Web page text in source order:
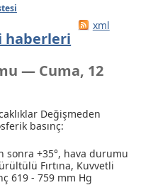
haberleri
xml
— Cuma, 12
Değişmeden
basınç:
sonra +35°, hava durumu
Fırtına, Kuvvetli
619 - 759 mm Hg